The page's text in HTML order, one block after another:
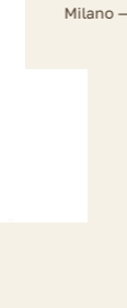
Milano